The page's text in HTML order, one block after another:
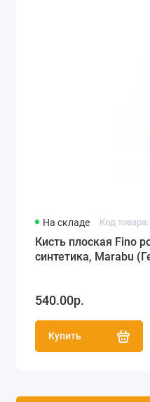
На складе Код
Кисть плоская Fino
синтетика, Marabu
540.00р.
Купить